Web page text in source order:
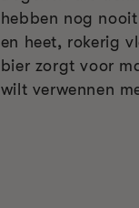
hebben nog
en heet, rokerig
bier zorgt voor
wilt verwennen